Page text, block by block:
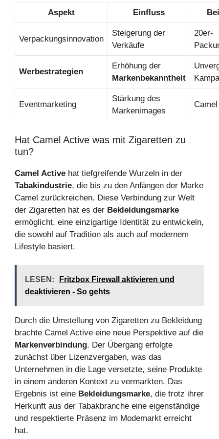
Aspekt Einfluss
Verpackungsinnovation
Steigerung der
Verkäufe
20er-
Werbestrategien
Erhöhung der
Markenbekanntheit
Eventmarketing
Stärkung des
Markenimages
Hat Camel Active was mit Zigaretten zu
tun?
Camel Active hat tiefgreifende Wurzeln in der
Tabakindustrie, die bis zu den Anfängen der Marke
Camel zurückreichen. Diese Verbindung zur Welt
der Zigaretten hat es der Bekleidungsmarke
ermöglicht, eine einzigartige Identität zu entwickeln,
die sowohl auf Tradition als auch auf modernem
Lifestyle basiert.
LESEN:
Fritzbox Firewall aktivieren und
deaktivieren - So gehts
Durch die Umstellung von Zigaretten zu Bekleidung
brachte Camel Active eine neue Perspektive auf die
Markenverbindung. Der Übergang erfolgte
zunächst über Lizenzvergaben, was das
Unternehmen in die Lage versetzte, seine Produkte
in einem anderen Kontext zu vermarkten. Das
Ergebnis ist eine Bekleidungsmarke, die trotz ihrer
Herkunft aus der Tabakbranche eine eigenständige
und respektierte Präsenz im Modemarkt erreicht
hat.